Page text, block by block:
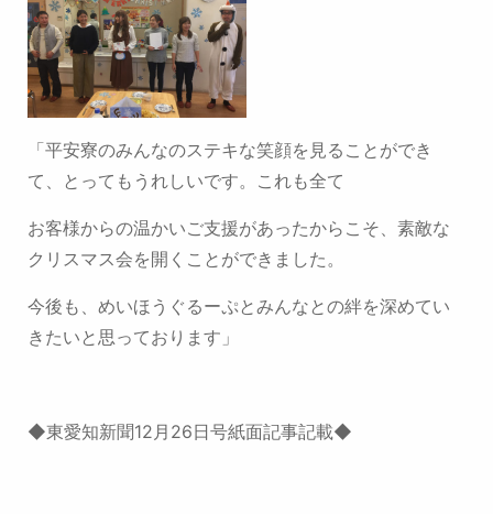
「平安寮のみんなのステキな笑顔を見ることができ
て、とってもうれしいです。これも全て
お客様からの温かいご支援があったからこそ、素敵な
クリスマス会を開くことができました。
今後も、めいほうぐるーぷとみんなとの絆を深めてい
きたいと思っております」
◆東愛知新聞12月26日号紙面記事記載◆